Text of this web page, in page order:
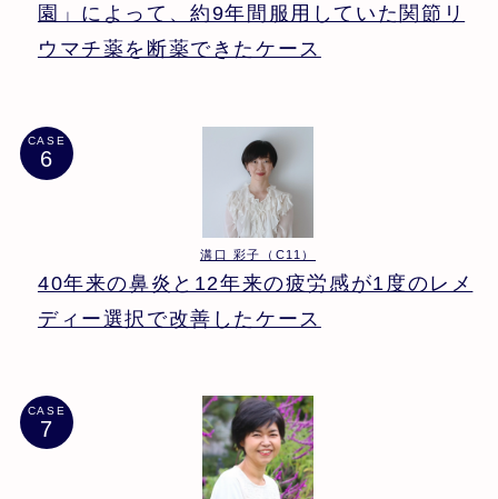
園」によって、約9年間服用していた関節リ
ウマチ薬を断薬できたケース
CASE
溝口 彩子（C11）
40年来の鼻炎と12年来の疲労感が1度のレメ
ディー選択で改善したケース
CASE